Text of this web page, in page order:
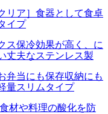
リア］ 食器として食卓
イプ
ス保冷効果が高く、に
丈夫なステンレス製
弁当にも保存収納にも
量スリムタイプ
食材や料理の酸化を防